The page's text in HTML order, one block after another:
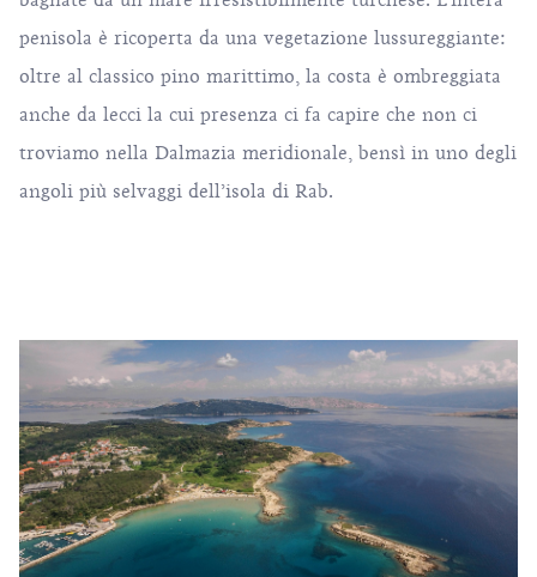
penisola è ricoperta da una vegetazione lussureggiante:
oltre al classico pino marittimo, la costa è ombreggiata
anche da lecci la cui presenza ci fa capire che non ci
troviamo nella Dalmazia meridionale, bensì in uno degli
angoli più selvaggi dell’isola di Rab.